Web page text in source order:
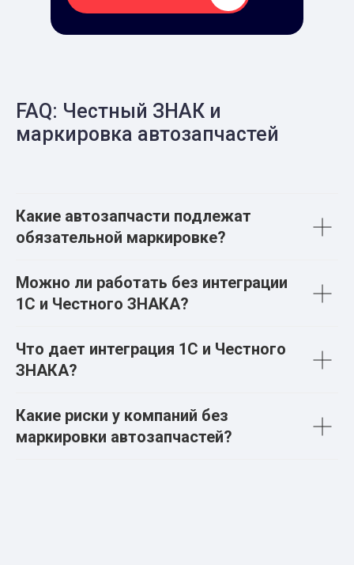
FAQ: Честный ЗНАК и
маркировка автозапчастей
Какие автозапчасти подлежат
обязательной маркировке?
Можно ли работать без интеграции
1С и Честного ЗНАКА?
Что дает интеграция 1С и Честного
ЗНАКА?
Какие риски у компаний без
маркировки автозапчастей?